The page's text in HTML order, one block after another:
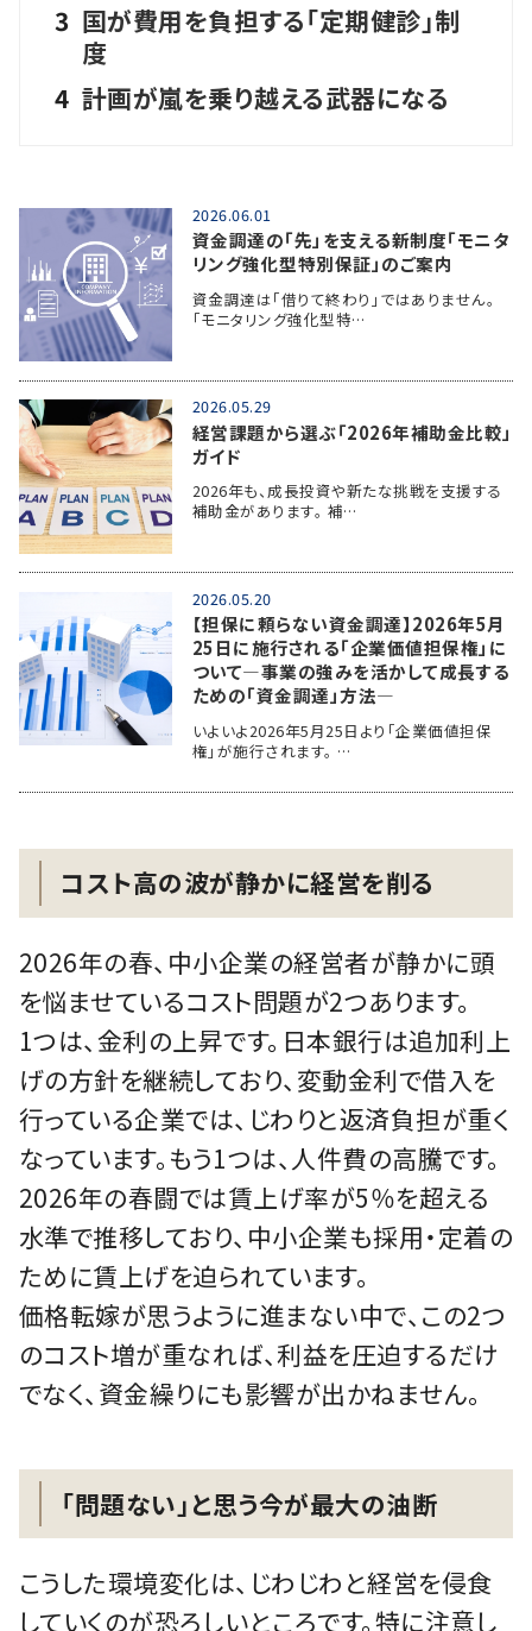
3 国が費用を負担する「定期健診」制
度
4 計画が嵐を乗り越える武器になる
2026.06.01
資金調達の「先」を支える新制度「モニタ
リング強化型特別保証」のご案内
資金調達は「借りて終わり」ではありません。
「モニタリング強化型特…
2026.05.29
経営課題から選ぶ「2026年補助金比較」
ガイド
2026年も、成長投資や新たな挑戦を支援する
補助金があります。 補…
2026.05.20
【担保に頼らない資金調達】2026年5月
25日に施行される「企業価値担保権」に
ついて―事業の強みを活かして成長する
ための「資金調達」方法―
いよいよ2026年5月25日より「企業価値担保
権」が施行されます。 …
コスト高の波が静かに経営を削る
2026年の春、中小企業の経営者が静かに頭
を悩ませているコスト問題が2つあります。
1つは、金利の上昇です。日本銀行は追加利上
げの方針を継続しており、変動金利で借入を
行っている企業では、じわりと返済負担が重く
なっています。もう1つは、人件費の高騰です。
2026年の春闘では賃上げ率が5％を超える
水準で推移しており、中小企業も採用・定着の
ために賃上げを迫られています。
価格転嫁が思うように進まない中で、この2つ
のコスト増が重なれば、利益を圧迫するだけ
でなく、資金繰りにも影響が出かねません。
「問題ない」と思う今が最大の油断
こうした環境変化は、じわじわと経営を侵食
していくのが恐ろしいところです。特に注意し